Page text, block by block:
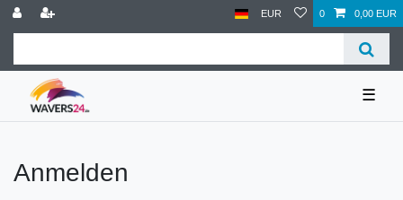
EUR 0 0,00 EUR
☰
Anmelden